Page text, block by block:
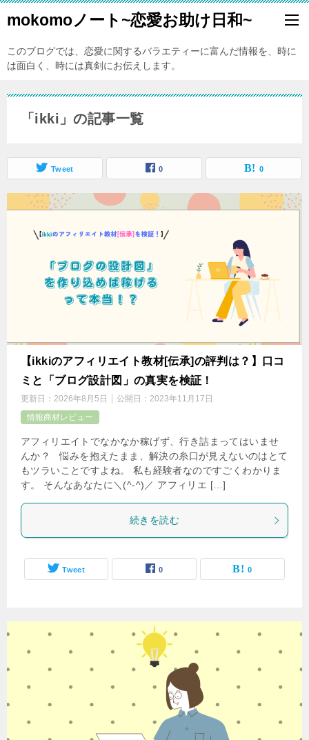
mokomoノート~恋愛お助け日和~
このブログでは、恋愛に関するバラエティーに富んだ情報を、時に
は面白く、時には真剣にお伝えします。
「ikki」の記事一覧
Tweet 0 0
【ikkiのアフィリエイト教材[伝承]の評判は？】口コ
ミと「ブログ設計図」の真実を検証！
更新日： 2026年8月5日 公開日： 2023年11月17日
情報商材レビュー
アフィリエイトでなかなか稼げず、行き詰まってはいませ
んか？ 悩みを抱えたまま、解決の糸口が見えないのはとて
もツラいことですよね。 私も経験者なのですごくわかりま
す。 そんなあなたに＼(^-^)／ アフィリエ […]
続きを読む
Tweet 0 0